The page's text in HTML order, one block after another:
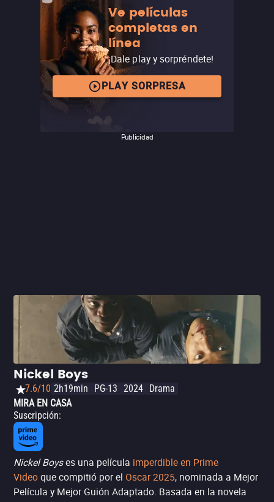
Ve películas
completas en
línea
¡Dale play y sorpréndete!
PLAY SORPRESA
Publicidad
Nickel Boys
7.6/10 2h19min PG-13 2024 Drama
MIRA EN CASA
Suscripción:
Nickel Boyses una película imperdible en Prime
Videoque compitió por el Oscar 2025, nominada a Mejor
Película y Mejor Guión Adaptado. Basada en la novela